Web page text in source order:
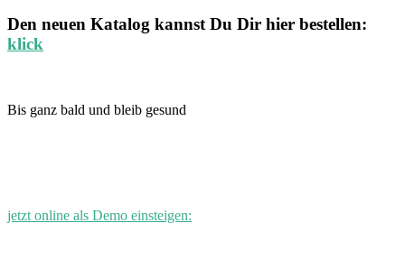
Den neuen Katalog kannst Du Dir hier bestellen:
klick
Bis ganz bald und bleib gesund
jetzt online als Demo einsteigen: